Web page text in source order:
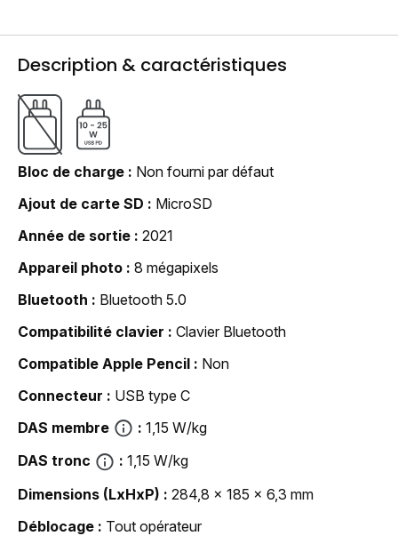
Description & caractéristiques
Bloc de charge
Non fourni par défaut
Ajout de carte SD
MicroSD
Année de sortie
2021
Appareil photo
8 mégapixels
Bluetooth
Bluetooth 5.0
Compatibilité clavier
Clavier Bluetooth
Compatible Apple Pencil
Non
Connecteur
USB type C
DAS membre
1,15 W/kg
DAS tronc
1,15 W/kg
Dimensions (LxHxP)
284,8 x 185 x 6,3 mm
Déblocage
Tout opérateur